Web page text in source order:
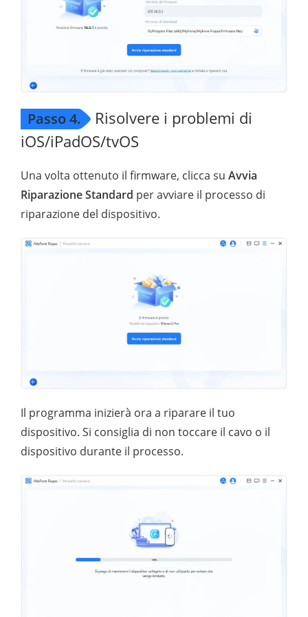
Passo 4.
Risolvere i problemi di
iOS/iPadOS/tvOS
Una volta ottenuto il firmware, clicca su Avvia
Riparazione Standard per avviare il processo di
riparazione del dispositivo.
Il programma inizierà ora a riparare il tuo
dispositivo. Si consiglia di non toccare il cavo o il
dispositivo durante il processo.